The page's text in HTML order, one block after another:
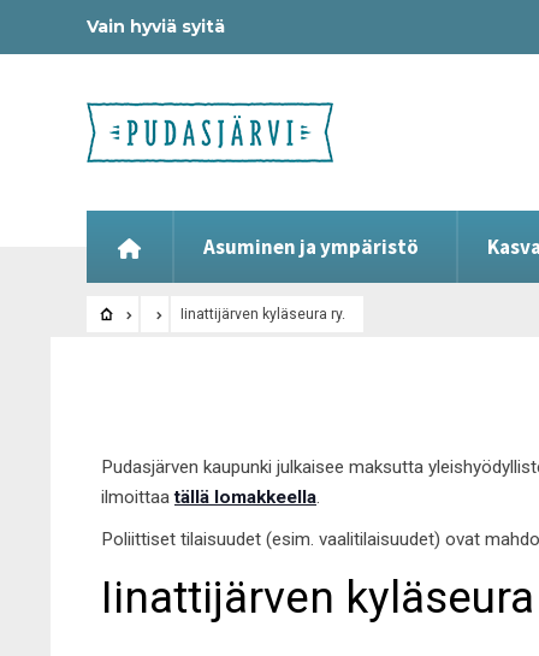
Vain hyviä syitä
Asuminen ja ympäristö
Iinattijärven kyläseura ry.
Pudasjärven kaupunki julkaisee maksutta
ilmoittaatällä lomakkeella.
Poliittiset tilaisuudet (esim. vaalitilaisuudet) ovat
Iinattijärven kyläseura